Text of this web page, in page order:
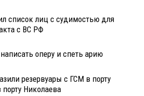
список лиц с судимостью для
с ВС РФ
оперу и спеть арию
резервуары с ГСМ в порту
Николаева